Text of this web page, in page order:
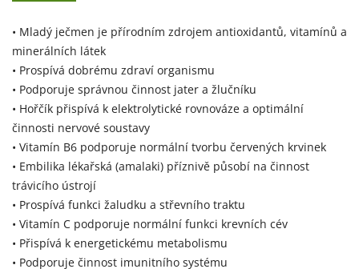
• Mladý ječmen je přírodním zdrojem antioxidantů, vitamínů a
minerálních látek
• Prospívá dobrému zdraví organismu
• Podporuje správnou činnost jater a žlučníku
• Hořčík přispívá k elektrolytické rovnováze a optimální
činnosti nervové soustavy
• Vitamín B6 podporuje normální tvorbu červených krvinek
• Embilika lékařská (amalaki) příznivě působí na činnost
trávicího ústrojí
• Prospívá funkci žaludku a střevního traktu
• Vitamín C podporuje normální funkci krevních cév
• Přispívá k energetickému metabolismu
• Podporuje činnost imunitního systému